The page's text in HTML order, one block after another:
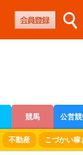
競馬 公営
不動産 こづかい稼